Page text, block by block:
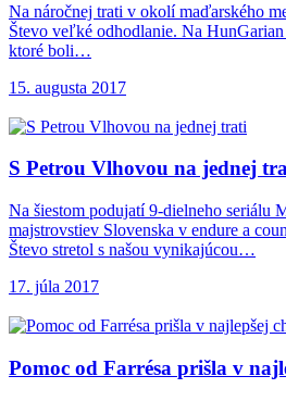
Na náročnej trati v okolí maďarského
Števo veľké odhodlanie. Na
ktoré boli…
15. augusta 2017
S Petrou Vlhovou na jednej
Na šiestom podujatí 9-dielneho seriálu
majstrovstiev Slovenska v endure a
Števo stretol s našou vynikajúcou…
17. júla 2017
Pomoc od Farrésa prišla v